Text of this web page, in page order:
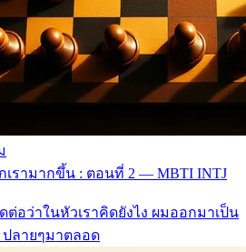
กเรามากขึ้น : ตอนที่ 2 — MBTI INTJ
อว่าในหัวเราคิดยังไง ผมออกมาเป็น
ปลายๆมาตลอด